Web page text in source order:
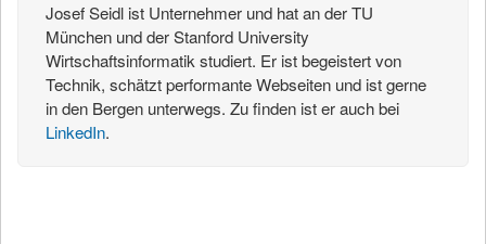
Josef Seidl ist Unternehmer und hat an der TU
München und der Stanford University
Wirtschaftsinformatik studiert. Er ist begeistert von
Technik, schätzt performante Webseiten und ist gerne
in den Bergen unterwegs. Zu finden ist er auch bei
LinkedIn.